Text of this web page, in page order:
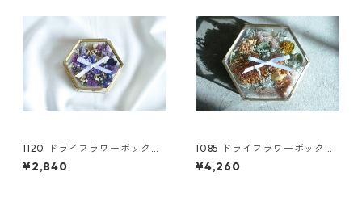
1120 ドライフラワーボックス
(S) /リングピロー
¥2,840
1085 ドライフラワーボックス
(L) /リングピロー
¥4,260